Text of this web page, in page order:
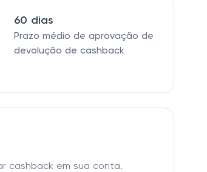
60 dias
Prazo médio de aprovação de
devolução de cashback
cashback em sua conta.